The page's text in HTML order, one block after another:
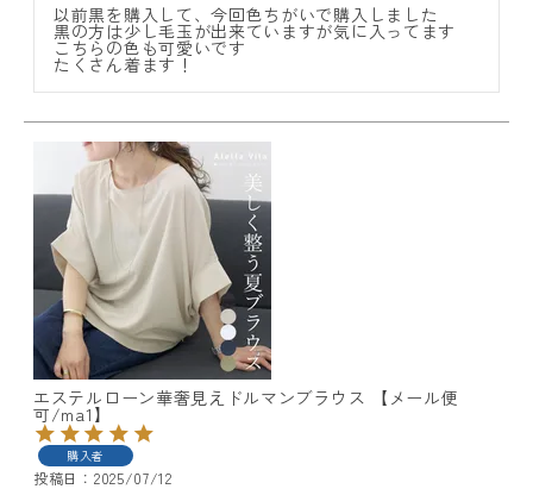
以前黒を購入して、今回色ちがいで購入しました
黒の方は少し毛玉が出来ていますが気に入ってます
こちらの色も可愛いです
たくさん着ます！
エステルローン華奢見えドルマンブラウス 【メール便
可/ma1】
購入者
投稿日 2025/07/12